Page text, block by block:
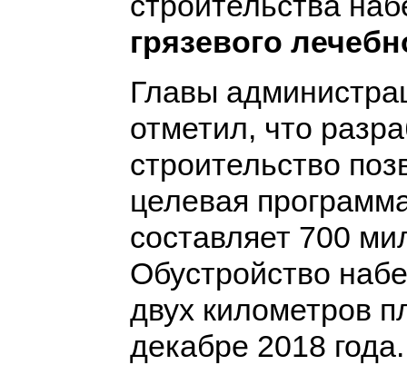
грязевого
Главы
отметил, что
строительство
целевая
составляет 700
Обустройство
двух километров
декабре 2018 года.